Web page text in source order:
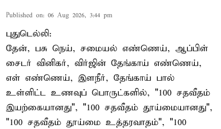
Published on: 06 Aug 2026, 3:44 pm
புதுடெல்லி:
தேன், பசு நெய், சமையல் எண்ணெய், ஆப்பிள்
சைடர் வினிகர், விர்ஜின் தேங்காய் எண்ணெய்,
எள் எண்ணெய், இளநீர், தேங்காய் பால்
உள்ளிட்ட உணவுப் பொருட்களில், "100 சதவீதம்
இயற்கையானது", "100 சதவீதம் தூய்மையானது",
"100 சதவீதம் தூய்மை உத்தரவாதம்", "100